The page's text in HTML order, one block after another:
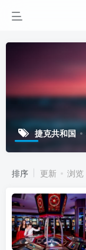
捷克共和国
排序 更新 浏览